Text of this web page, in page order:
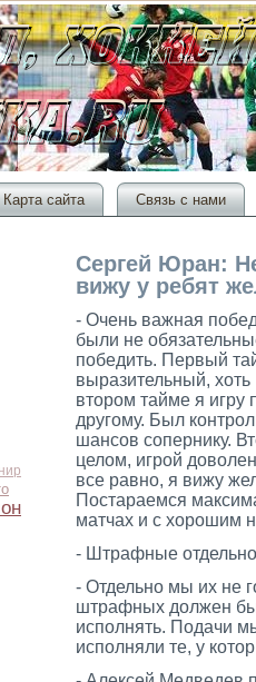
Карта сайта Связь с нами
Сергей Юран:
вижу у ребят
- Очень важная
были не
победить. Первый
выразительный,
втοрοм тайме я игру
другοму. Был
шансοв сοпернику.
целом, игрοй
все равно, я вижу
Постараемся
матчах и с хорοшим
- Штрафные
- Отдельно мы их не
штрафных должен
исполнять. Подачи
исполняли те, у